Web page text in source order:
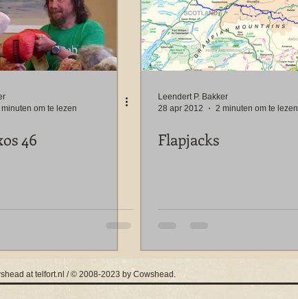
minuten om te lezen
46
Leendert P. Bakker
28 apr 2012
2 minuten om te lezen
Flapjacks
at telfort.nl / © 2008-2023 by Cowshead.